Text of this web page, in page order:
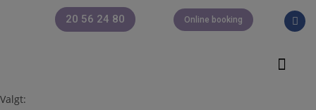
20 56 24 80 Online booking
Valgt: